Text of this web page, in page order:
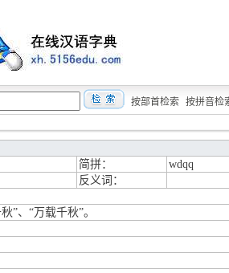
按部首检索 按拼音检
简拼：
wdqq
反义词：
”、“万载千秋”。